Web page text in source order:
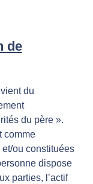
de
du
du père ».
comme
et/ou constituées
dispose
parties, l’actif